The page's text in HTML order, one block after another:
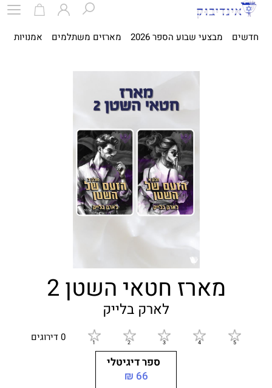
חדשים מבצעי שבוע הספר 2026 מארזים משתלמים אמנויות
מארז חטאי השטן 2
לארק בלייק
0 דירוגים
ספר דיגיטלי
66 ₪